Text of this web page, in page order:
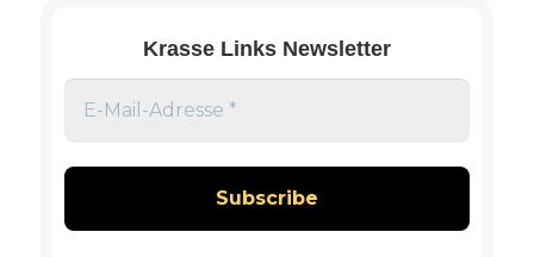
Krasse Links Newsletter